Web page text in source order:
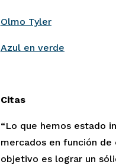
Olmo Tyler
Azul en verde
Citas
“Lo que hemos estado
mercados en función
objetivo es lograr un